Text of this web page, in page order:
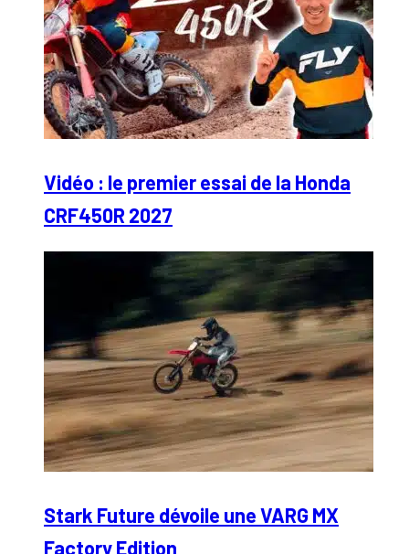
Vidéo : le premier essai de la Honda
CRF450R 2027
Stark Future dévoile une VARG MX
Factory Edition